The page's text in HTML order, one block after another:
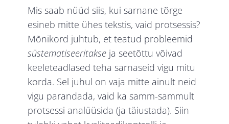
Mis saab nüüd siis, kui sarnane tõrge
esineb mitte ühes tekstis, vaid protsessis?
Mõnikord juhtub, et teatud probleemid
süstematiseeritakse ja seetõttu võivad
keeleteadlased teha sarnaseid vigu mitu
korda. Sel juhul on vaja mitte ainult neid
vigu parandada, vaid ka samm-sammult
protsessi analüüsida (ja täiustada). Siin